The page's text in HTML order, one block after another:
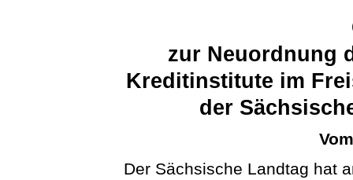
zur Neuordnung
Kreditinstitute im
der
Der Sächsische Landtag hat